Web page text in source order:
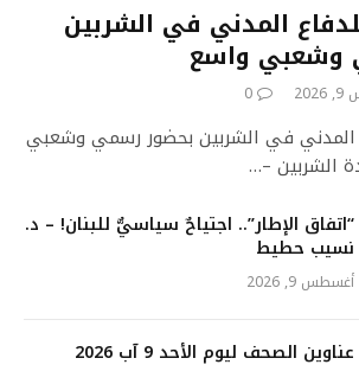
المدني في الشربين
وشعبي واسع
0
المدني في الشربين بحضور رسمي وشعبي
الشربين –…
“اتفاق الإطار”.. اجتياحٌ سياسيٌّ للبنان! – د.
نسيب حطيط
أغسطس 9, 2026
عناوين الصحف ليوم الأحد 9 آب 2026